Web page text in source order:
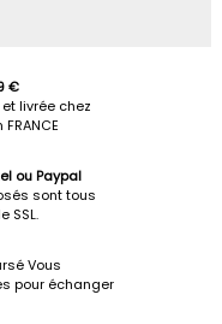
€
livrée chez
ou Paypal
sont tous
SSL.
Vous
pour échanger